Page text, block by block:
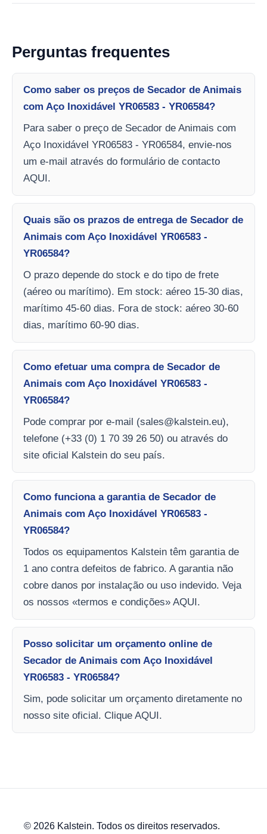
Perguntas frequentes
Como saber os preços de Secador de Animais
com Aço Inoxidável YR06583 - YR06584?
Para saber o preço de Secador de Animais com
Aço Inoxidável YR06583 - YR06584, envie-nos
um e-mail através do formulário de contacto
AQUI.
Quais são os prazos de entrega de Secador de
Animais com Aço Inoxidável YR06583 -
YR06584?
O prazo depende do stock e do tipo de frete
(aéreo ou marítimo). Em stock: aéreo 15-30 dias,
marítimo 45-60 dias. Fora de stock: aéreo 30-60
dias, marítimo 60-90 dias.
Como efetuar uma compra de Secador de
Animais com Aço Inoxidável YR06583 -
YR06584?
Pode comprar por e-mail (sales@kalstein.eu),
telefone (+33 (0) 1 70 39 26 50) ou através do
site oficial Kalstein do seu país.
Como funciona a garantia de Secador de
Animais com Aço Inoxidável YR06583 -
YR06584?
Todos os equipamentos Kalstein têm garantia de
1 ano contra defeitos de fabrico. A garantia não
cobre danos por instalação ou uso indevido. Veja
os nossos «termos e condições» AQUI.
Posso solicitar um orçamento online de
Secador de Animais com Aço Inoxidável
YR06583 - YR06584?
Sim, pode solicitar um orçamento diretamente no
nosso site oficial. Clique AQUI.
© 2026 Kalstein. Todos os direitos reservados.